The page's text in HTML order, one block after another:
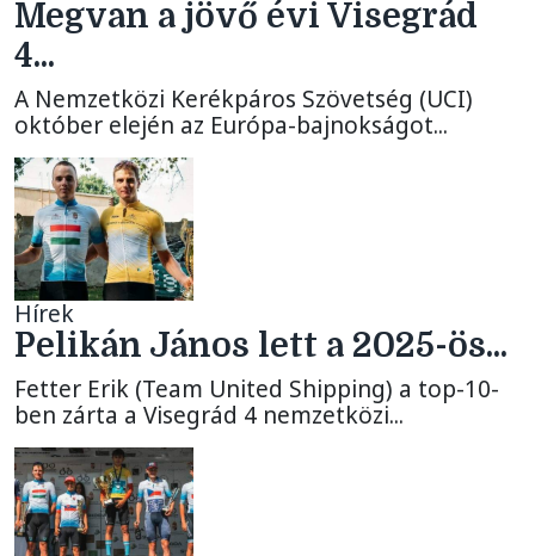
Megvan a jövő évi Visegrád
4...
A Nemzetközi Kerékpáros Szövetség (UCI)
október elején az Európa-bajnokságot...
Hírek
Pelikán János lett a 2025-ös...
Fetter Erik (Team United Shipping) a top-10-
ben zárta a Visegrád 4 nemzetközi...